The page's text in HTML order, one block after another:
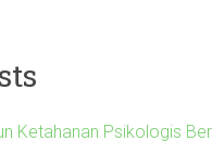
Ketahanan Psikologis